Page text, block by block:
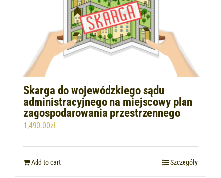
Skarga do wojewódzkiego sądu
administracyjnego na miejscowy plan
zagospodarowania przestrzennego
1,490.00zł
Add to cart Szczegóły